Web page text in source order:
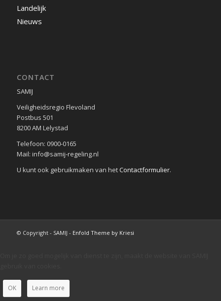
Landelijk
Nieuws
CONTACT
SAMIJ
Veiligheidsregio Flevoland
Postbus 501
8200 AM Lelystad
Telefoon: 0900-0165
Mail: info@samij-regeling.nl
U kunt ook gebruikmaken van hetContactformulier.
© Copyright - SAMIJ - Enfold Theme by Kriesi
OK Learn more